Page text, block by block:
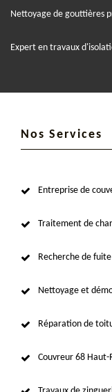
Nettoyage de gouttières
Expert en travaux
Nos Services
Entreprise de
Traitement de
Recherche de
Nettoyage et
Réparation de
Couvreur 68 Haut-